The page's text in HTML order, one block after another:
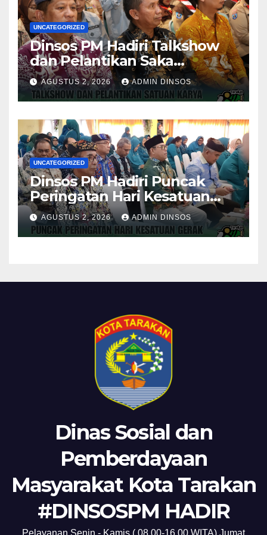
UNCATEGORIZED
Dinsos PM Hadiri Talkshow
dan Pelantikan Saka
Pramuka Anti Narkotika Kota
Tarakan
AGUSTUS 2, 2026 ADMIN DINSOS
UNCATEGORIZED
Dinsos PM Hadiri Puncak
Peringatan Hari Kesatuan
Gerak PKK ke-54 Tingkat
Kota Tarakan
AGUSTUS 2, 2026 ADMIN DINSOS
Dinas Sosial dan
Pemberdayaan
Masyarakat Kota Tarakan
#DINSOSPM HADIR
Pelayanan Senin - Kamis ( 08.00-16.00 WITA) Jumat